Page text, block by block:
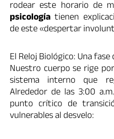
rodear este horario de
psicología tienen
de este «despertar
El Reloj Biológico: Una
Nuestro cuerpo se rige
sistema interno que
Alrededor de las 3:00
punto crítico de
vulnerables al desvelo: